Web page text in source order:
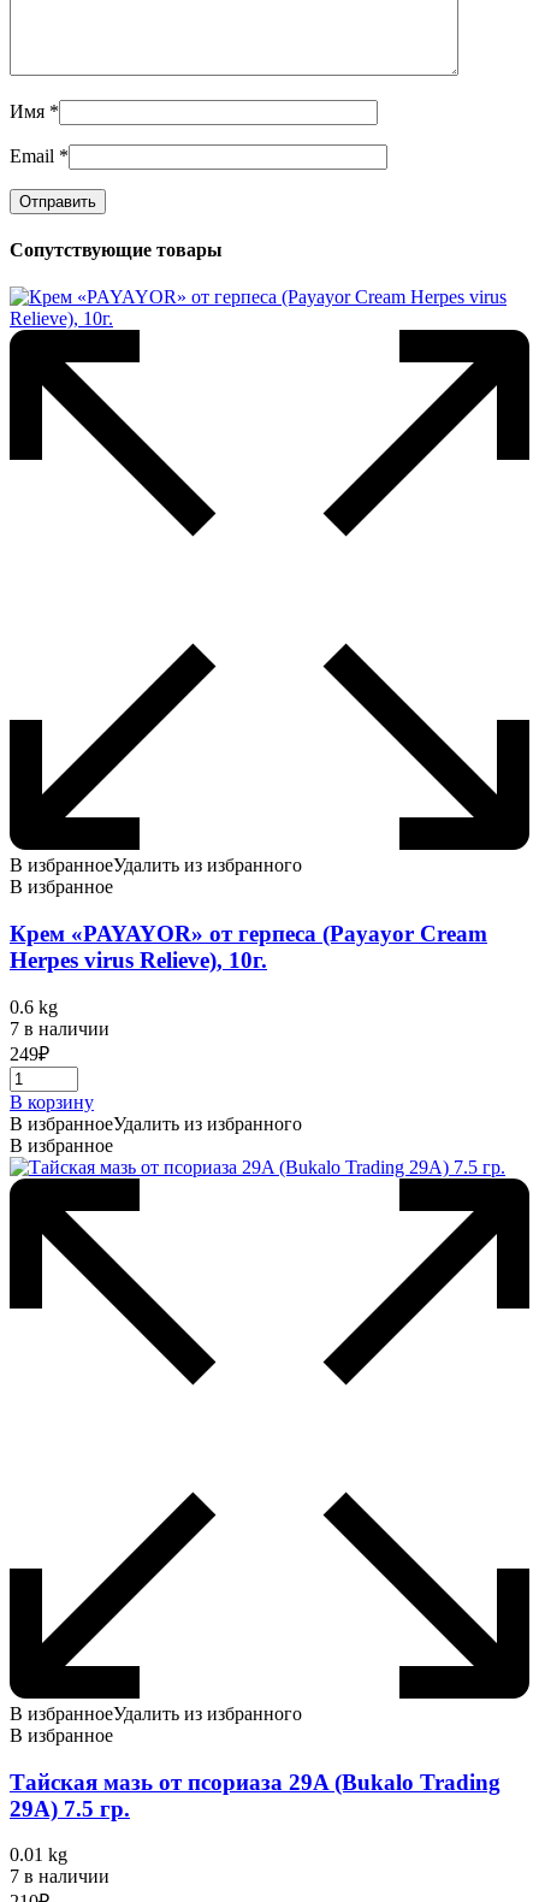
Имя *
Email *
Сопутствующие товары
В избранноеУдалить из избранного
В избранное
Крем «PAYAYOR» от герпеса (Payayor Cream
Herpes virus Relieve), 10г.
0.6 kg
7 в наличии
249₽
В корзину
В избранноеУдалить из избранного
В избранное
В избранноеУдалить из избранного
В избранное
Тайская мазь от псориаза 29A (Bukalo Trading
29A) 7.5 гр.
0.01 kg
7 в наличии